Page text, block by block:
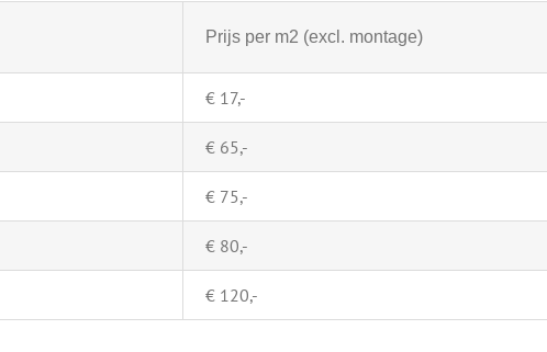
Prijs per m2 (excl. montage)
€ 17,-
€ 65,-
€ 75,-
€ 80,-
€ 120,-